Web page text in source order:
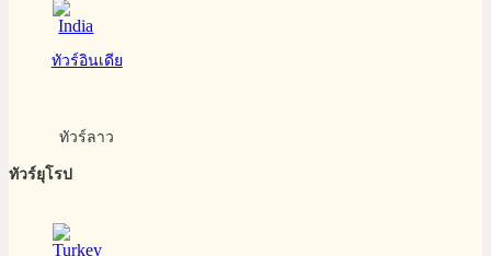
ทัวร์อินเดีย
ทัวร์ลาว
ทัวร์ยุโรป